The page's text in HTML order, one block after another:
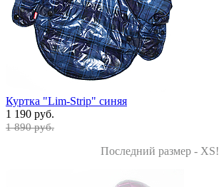
Куртка "Lim-Strip" синяя
1 190 руб.
1 890 руб.
Последний размер - XS!